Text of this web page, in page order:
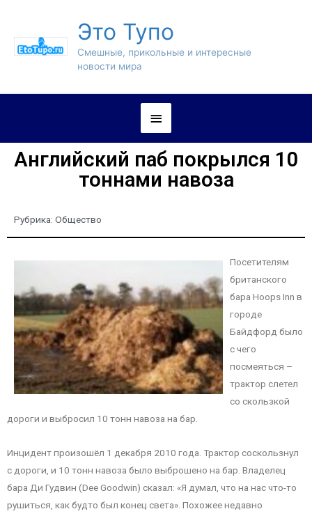
Это Тупо
Смешные, прикольные и интересные
новости мира
Английский паб покрылся 10
тоннами навоза
Рубрика: Общество
Посетителям
британского
бара Hoops Inn в
городе
Байдфорд было
с чего
посмеяться –
трактор слетел
со скользкой
дороги и выбросил 10 тонн навоза на бар.
Инцидент произошёл 1 декабря 2010 года. Трактор соскользнул
с дороги, и 10 тонн навоза было выброшено на бар. Владелец
бара Ди Гудвин (Dee Goodwin) сказал: «Я думал, что на нас что-то
рушиться, как будто был конец света». Похожее недавно